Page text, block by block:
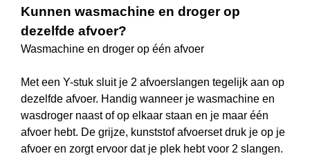
Kunnen wasmachine en droger op
dezelfde afvoer?
Wasmachine en droger op één afvoer
Met een Y-stuk sluit je 2 afvoerslangen tegelijk aan op
dezelfde afvoer. Handig wanneer je wasmachine en
wasdroger naast of op elkaar staan en je maar één
afvoer hebt. De grijze, kunststof afvoerset druk je op je
afvoer en zorgt ervoor dat je plek hebt voor 2 slangen.